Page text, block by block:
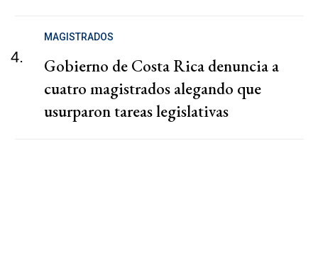
4.
MAGISTRADOS
Gobierno de Costa Rica denuncia a
cuatro magistrados alegando que
usurparon tareas legislativas